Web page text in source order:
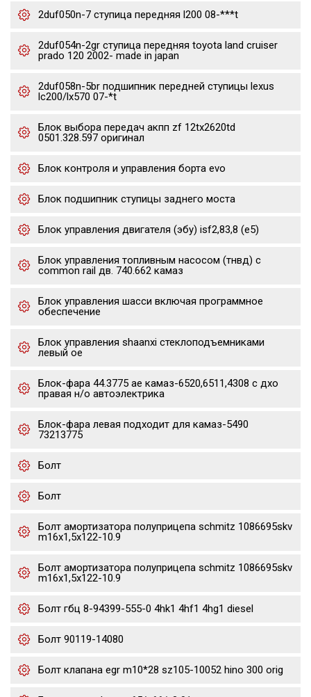
2duf050n-7 ступица передняя l200 08-***t
2duf054n-2gr ступица передняя toyota land cruiser
prado 120 2002- made in japan
2duf058n-5br подшипник передней ступицы lexus
lc200/lx570 07-*t
Блок выбора передач акпп zf 12tx2620td
0501.328.597 оригинал
Блок контроля и управления борта evo
Блок подшипник ступицы заднего моста
Блок управления двигателя (эбу) isf2,83,8 (е5)
Блок управления топливным насосом (тнвд) с
common rail дв. 740.662 камаз
Блок управления шасси включая программное
обеспечение
Блок управления shaanxi стеклоподъемниками
левый oe
Блок-фара 44.3775 ae камаз-6520,6511,4308 с дхо
правая н/о автоэлектрика
Блок-фара левая подходит для камаз-5490
73213775
Болт
Болт
Болт амортизатора полуприцепа schmitz 1086695skv
m16x1,5х122-10.9
Болт амортизатора полуприцепа schmitz 1086695skv
m16x1,5х122-10.9
Болт гбц 8-94399-555-0 4hk1 4hf1 4hg1 diesel
Болт 90119-14080
Болт клапана egr m10*28 sz105-10052 hino 300 orig